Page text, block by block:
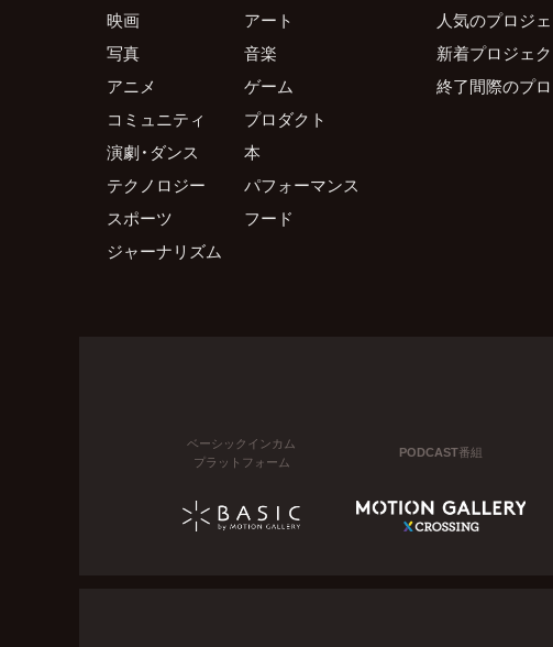
映画
アート
写真
音楽
アニメ
ゲーム
コミュニティ
プロダクト
演劇・ダンス
本
テクノロジー
パフォーマンス
スポーツ
フード
ジャーナリズム
人気のプロジ
新着プロジェ
終了間際のプ
ベーシックインカム
プラットフォーム
PODCAST番組